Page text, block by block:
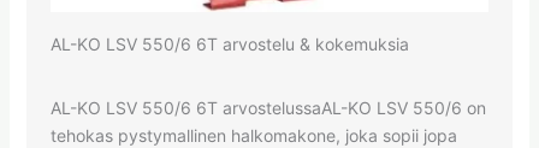
AL-KO LSV 550/6 6T arvostelu & kokemuksia
AL-KO LSV 550/6 6T arvostelussaAL-KO LSV 550/6 on
tehokas pystymallinen halkomakone, joka sopii jopa